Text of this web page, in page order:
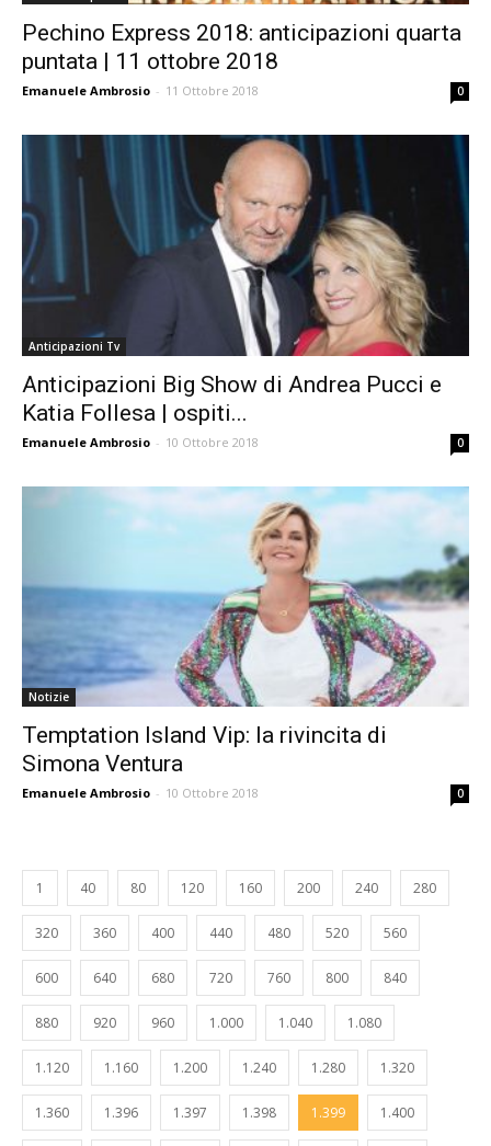
Pechino Express 2018: anticipazioni quarta
puntata | 11 ottobre 2018
Emanuele Ambrosio - 11 Ottobre 2018 0
Anticipazioni Tv
Anticipazioni Big Show di Andrea Pucci e
Katia Follesa | ospiti...
Emanuele Ambrosio - 10 Ottobre 2018 0
Notizie
Temptation Island Vip: la rivincita di
Simona Ventura
Emanuele Ambrosio - 10 Ottobre 2018 0
1 40 80 120 160 200 240 280
320 360 400 440 480 520 560
600 640 680 720 760 800 840
880 920 960 1.000 1.040 1.080
1.120 1.160 1.200 1.240 1.280 1.320
1.360 1.396 1.397 1.398 1.399 1.400